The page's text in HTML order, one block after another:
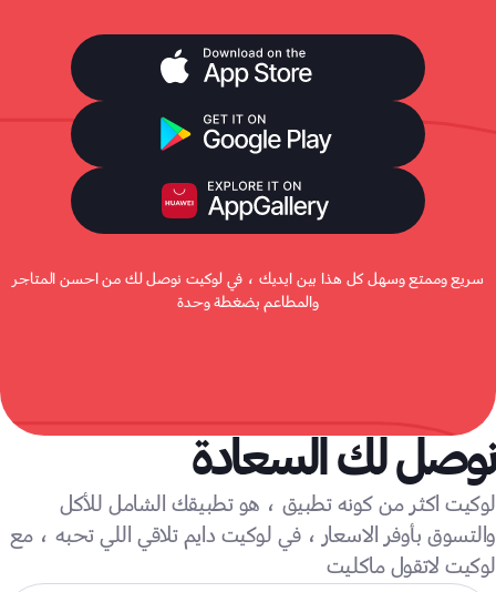
سريع وممتع وسهل كل هذا بين ايديك ، في لوكيت نوصل لك من احسن المتاجر
والمطاعم بضغطة وحدة
نوصل لك السعادة
لوكيت اكثر من كونه تطبيق ، هو تطبيقك الشامل للأكل
والتسوق بأوفر الاسعار ، في لوكيت دايم تلاقي اللي تحبه ، مع
لوكيت لاتقول ماكليت